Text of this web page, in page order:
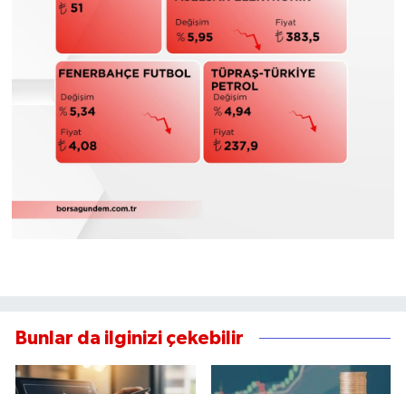
Bunlar da ilginizi çekebilir